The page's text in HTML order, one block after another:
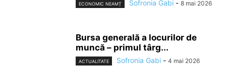
ECONOMIC NEAMȚ Sofronia Gabi - 8 mai 2026
Bursa generală a locurilor de
muncă – primul târg...
ACTUALITATE Sofronia Gabi - 4 mai 2026